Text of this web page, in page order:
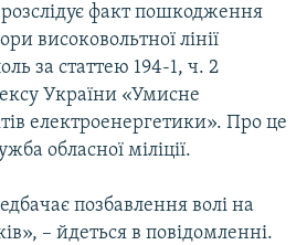
КРИМУ
розслідує факт пошкодження
високовольтної лінії
за статтею 194-1, ч. 2
України «Умисне
електроенергетики». Про це
обласної міліції.
позбавлення волі на
– йдеться в повідомленні.